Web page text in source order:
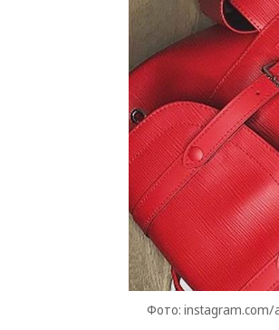
Фото: instagram.com/